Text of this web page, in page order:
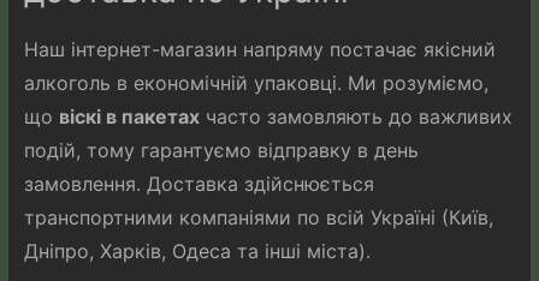
Наш інтернет-магазин напряму постачає якісний
алкоголь в економічній упаковці. Ми розуміємо,
що віскі в пакетахчасто замовляють до важливих
подій, тому гарантуємо відправку в день
замовлення. Доставка здійснюється
транспортними компаніями по всій Україні (Київ,
Дніпро, Харків, Одеса та інші міста).